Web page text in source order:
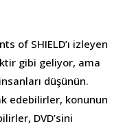
of SHIELD’ı izleyen
gibi geliyor, ama
düşünün.
edebilirler, konunun
DVD’sini